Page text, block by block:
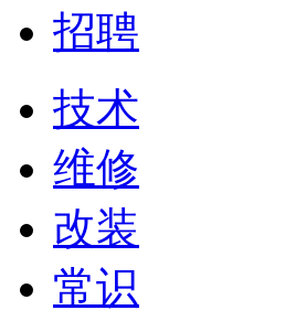
招聘
技术
维修
改装
常识